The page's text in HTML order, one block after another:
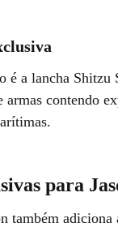
é a lancha Shitzu
armas contendo
para
também adiciona